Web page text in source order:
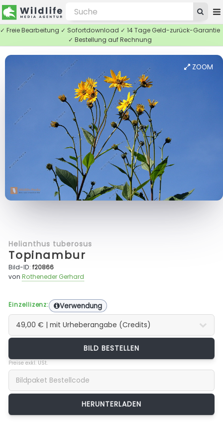
✓ Freie Bearbeitung ✓ Sofortdownload ✓ 14 Tage Geld-zurück-Garantie
✓ Bestellung auf Rechnung
ZOOM
Helianthus tuberosus
Topinambur
Bild-ID:f20866
vonRotheneder Gerhard
Einzellizenz: Verwendung
BILD BESTELLEN
Preise exkl. USt.